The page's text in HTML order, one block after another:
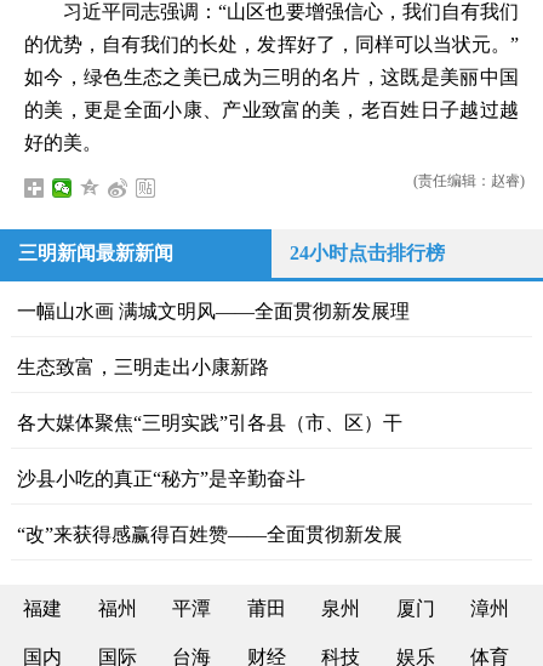
习近平同志强调：“山区也要增强信心，我们自有我们
的优势，自有我们的长处，发挥好了，同样可以当状元。”
如今，绿色生态之美已成为三明的名片，这既是美丽中国
的美，更是全面小康、产业致富的美，老百姓日子越过越
好的美。
(责任编辑：赵睿)
三明新闻最新新闻 24小时点击排行榜
一幅山水画 满城文明风——全面贯彻新发展理
生态致富，三明走出小康新路
各大媒体聚焦“三明实践”引各县（市、区）干
沙县小吃的真正“秘方”是辛勤奋斗
“改”来获得感赢得百姓赞——全面贯彻新发展
福建 福州 平潭 莆田 泉州 厦门 漳州
国内 国际 台海 财经 科技 娱乐 体育